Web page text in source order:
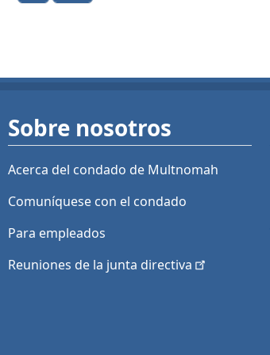
Sobre nosotros
Acerca del condado de Multnomah
Comuníquese con el condado
Para empleados
Reuniones de la junta directiva